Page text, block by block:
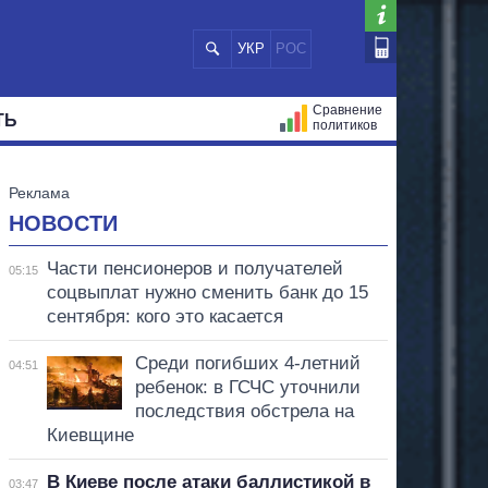
УКР РОС
Сравнение
политиков
НОВОСТИ
05:15
Части пенсионеров и получателей
соцвыплат нужно сменить банк до 15
сентября: кого это касается
04:51
Среди погибших 4-летний
ребенок: в ГСЧС уточнили
последствия обстрела на
Киевщине
03:47
В Киеве после атаки баллистикой в